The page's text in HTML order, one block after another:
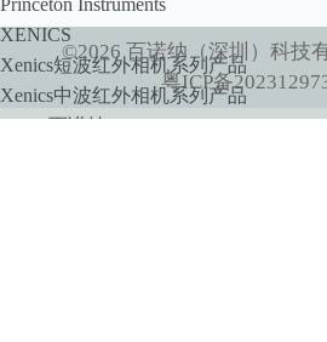
Princeton Instruments
XENICS
Xenics短波红外相机系列产品
Xenics中波红外相机系列产品
SPLG百诺纳
©2026 百诺纳（深圳）科技
粤ICP备